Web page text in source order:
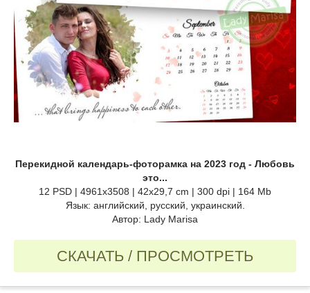
Перекидной календарь-фоторамка на 2023 год - Любовь
это...
12 PSD | 4961х3508 | 42х29,7 cm | 300 dpi | 164 Mb
Язык: английский, русский, украинский.
Автор: Lady Marisa
СКАЧАТЬ / ПРОСМОТРЕТЬ